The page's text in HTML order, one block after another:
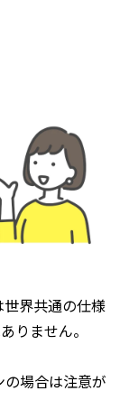
界共通の仕様
りません。
場合は注意が